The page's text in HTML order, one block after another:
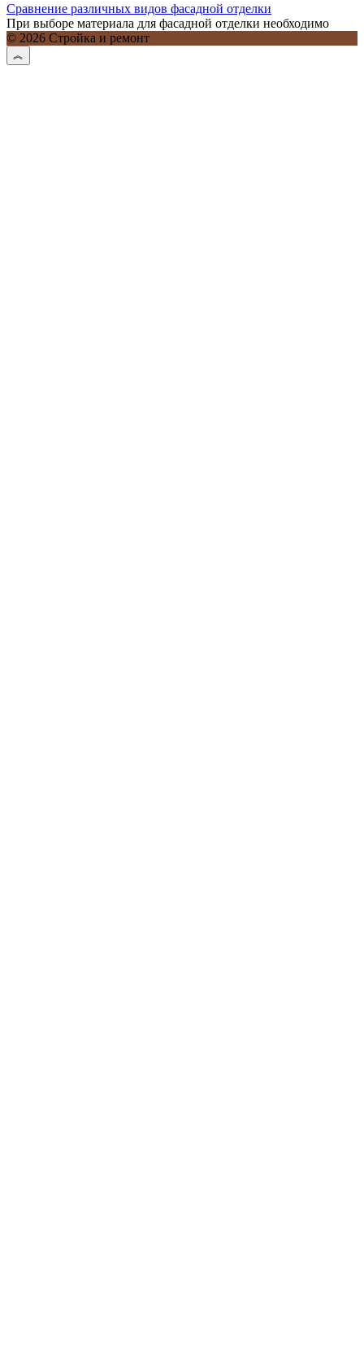
Сравнение различных видов фасадной отделки
При выборе материала для фасадной отделки необходимо
© 2026 Стройка и ремонт